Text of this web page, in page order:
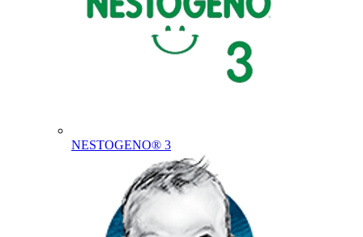
NESTOGENO® 3